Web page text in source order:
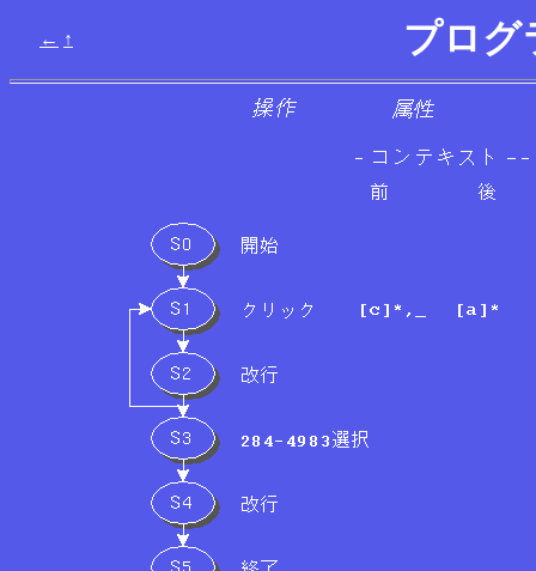
← ↑ プログ